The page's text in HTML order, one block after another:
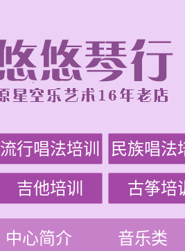
流行唱法培训 民族唱法
吉他培训 古筝培
中心简介 音乐类